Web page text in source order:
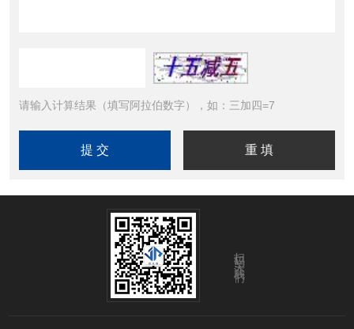
请输入计算结果（填写阿拉伯数字），如：三加四=7
扫码关注我们